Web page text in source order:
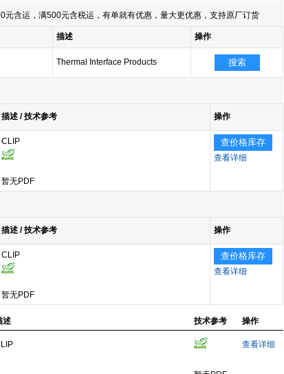
含运，满500元含税运，有单就有优惠，量大更优惠，支持原厂订货
描述
操作
Thermal Interface Products 搜索
描述 / 技术参考 操作
CLIP
暂无PDF
查价格库存
查看详细
描述 / 技术参考 操作
CLIP
暂无PDF
查价格库存
查看详细
述 技术参考 操作
查看详细